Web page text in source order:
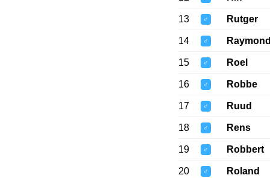
13 ♂ Rutger
14 ♂ Raymond
15 ♂ Roel
16 ♂ Robbe
17 ♂ Ruud
18 ♂ Rens
19 ♂ Robbert
20 ♂ Roland